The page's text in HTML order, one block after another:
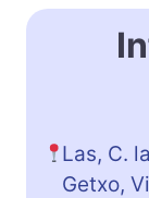
Las, C.
Getxo,